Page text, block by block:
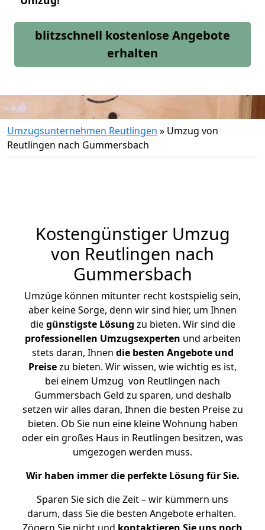
blitzschnell kostenlose Angebote
erhalten
Umzugsunternehmen Reutlingen » Umzug von
Reutlingen nach Gummersbach
Kostengünstiger Umzug
von Reutlingen nach
Gummersbach
Umzüge können mitunter recht kostspielig sein,
aber keine Sorge, denn wir sind hier, um Ihnen
diegünstigste Lösung zu bieten. Wir sind die
professionellen Umzugsexperten und arbeiten
stets daran, Ihnen die besten Angebote und
Preisezu bieten. Wir wissen, wie wichtig es ist,
bei einem Umzug von Reutlingen nach
Gummersbach Geld zu sparen, und deshalb
setzen wir alles daran, Ihnen die besten Preise zu
bieten. Ob Sie nun eine kleine Wohnung haben
oder ein großes Haus in Reutlingen besitzen, was
umgezogen werden muss.
Wir haben immer die perfekte Lösung für Sie.
Sparen Sie sich die Zeit – wir kümmern uns
darum, dass Sie die besten Angebote erhalten.